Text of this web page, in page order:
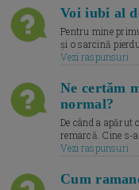
Voi iubi al
Pentru mine
și o sarcină
Vezi raspunsuri
Ne certăm
normal?
De când a apărut
remarcă. Cine s-
Vezi raspunsuri
Cum